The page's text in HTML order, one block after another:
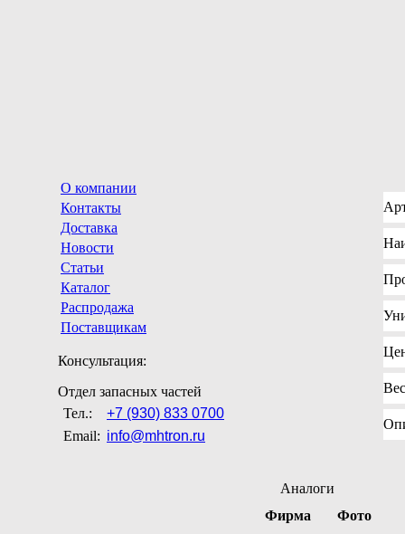
О компании
Контакты
Доставка
Новости
Статьи
Каталог
Распродажа
Поставщикам
Консультация:
Отдел запасных частей
Тел.:
+7 (930) 833 0700
Email: info@mhtron.ru
Вес
Аналоги
Фирма
Фото